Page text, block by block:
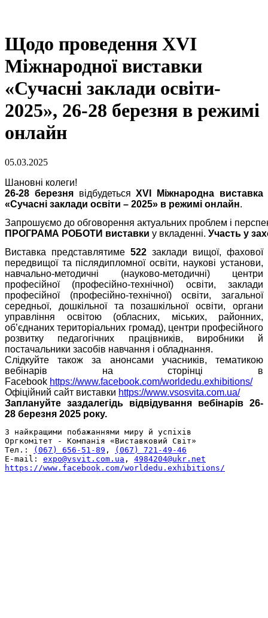
Щодо проведення XVI
Міжнародної виставки
«Сучасні заклади освіти-
2025», 26-28 березня в режимі
онлайн
05.03.2025
Шановні колеги!
26-28 березня відбудетьсяXVI Міжнародна виставка
«Сучасні заклади освіти – 2025» в режимі онлайн.
Запрошуємо до обговорення актуальних проблем і
ПРОГРАМА РОБОТИ виставки у вкладенні. Участь у
Виставка представлятиме 522 заклади вищої, фахової
передвищої та післядипломної освіти, наукові установи,
навчально-методичні (науково-методичні) центри
професійної (професійно-технічної) освіти, заклади
професійної (професійно-технічної) освіти, загальної
середньої, дошкільної та позашкільної освіти, органи
управління освітою (обласних, міських, районних,
об’єднаних територіальних громад), центри професійного
розвитку педагогічних працівників, виробники й
постачальники засобів навчання і обладнання.
Слідкуйте також за анонсами учасників, тематикою
вебінарів на сторінці в
Facebook https://www.facebook.com/worldedu.exhibitions/
Офіційний сайт виставки https://www.vsosvita.com.ua/
Заплануйте заздалегідь відвідування вебінарів 26-
28 березня 2025 року.
З найкращими побажаннями миру й успіхів
Оргкомітет - Компанія «Виставковий Світ»
Тел.:
(067) 656-51-89 ,
(067) 721-49-46
E-mail: expo@vsvit.com.ua , 4984204@ukr.net
https://www.facebook.com/worldedu.exhibitions/